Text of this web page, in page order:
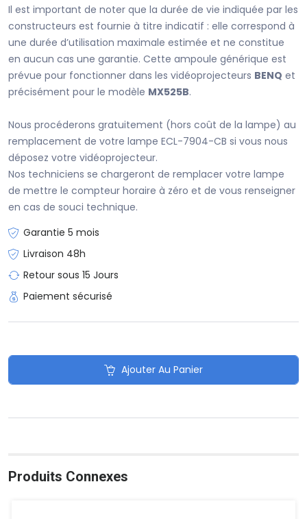
Il est important de noter que la durée de vie indiquée par les
constructeurs est fournie à titre indicatif : elle correspond à
une durée d’utilisation maximale estimée et ne constitue
en aucun cas une garantie. Cette ampoule générique est
prévue pour fonctionner dans les vidéoprojecteurs BENQ et
précisément pour le modèle MX525B.
Nous procéderons gratuitement (hors coût de la lampe) au
remplacement de votre lampe ECL-7904-CB si vous nous
déposez votre vidéoprojecteur.
Nos techniciens se chargeront de remplacer votre lampe
de mettre le compteur horaire à zéro et de vous renseigner
en cas de souci technique.
Garantie 5 mois
Livraison 48h
Retour sous 15 Jours
Paiement sécurisé
Ajouter Au Panier
Produits Connexes